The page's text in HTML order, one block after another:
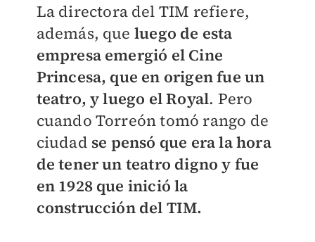
La directora del TIM refiere,
además, que luego de esta
empresa emergió el Cine
Princesa, que en origen fue un
teatro, y luego el Royal. Pero
cuando Torreón tomó rango de
ciudad se pensó que era la hora
de tener un teatro digno y fue
en 1928 que inició la
construcción del TIM.